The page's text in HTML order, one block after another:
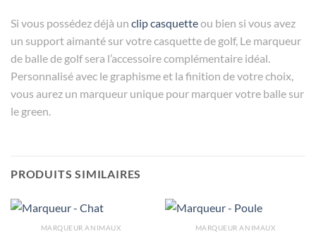
Si vous possédez déjà un clip casquetteou bien si vous avez
un support aimanté sur votre casquette de golf, Le marqueur
de balle de golf sera l’accessoire complémentaire idéal.
Personnalisé avec le graphisme et la finition de votre choix,
vous aurez un marqueur unique pour marquer votre balle sur
le green.
PRODUITS SIMILAIRES
MARQUEUR ANIMAUX MARQUEUR ANIMAUX